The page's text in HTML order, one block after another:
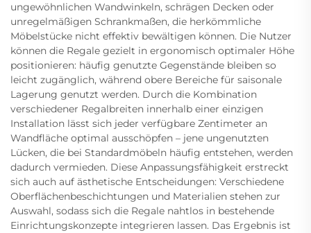
ungewöhnlichen Wandwinkeln, schrägen Decken oder
unregelmäßigen Schrankmaßen, die herkömmliche
Möbelstücke nicht effektiv bewältigen können. Die Nutzer
können die Regale gezielt in ergonomisch optimaler Höhe
positionieren: häufig genutzte Gegenstände bleiben so
leicht zugänglich, während obere Bereiche für saisonale
Lagerung genutzt werden. Durch die Kombination
verschiedener Regalbreiten innerhalb einer einzigen
Installation lässt sich jeder verfügbare Zentimeter an
Wandfläche optimal ausschöpfen – jene ungenutzten
Lücken, die bei Standardmöbeln häufig entstehen, werden
dadurch vermieden. Diese Anpassungsfähigkeit erstreckt
sich auch auf ästhetische Entscheidungen: Verschiedene
Oberflächenbeschichtungen und Materialien stehen zur
Auswahl, sodass sich die Regale nahtlos in bestehende
Einrichtungskonzepte integrieren lassen. Das Ergebnis ist